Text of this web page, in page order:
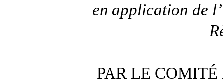
en application de
PAR LE